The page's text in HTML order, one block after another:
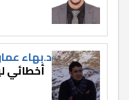
د.بهاء
أخطائي